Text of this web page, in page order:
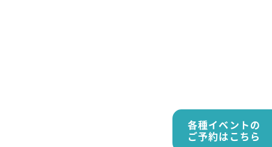
各種イベントの
ご予約はこちら